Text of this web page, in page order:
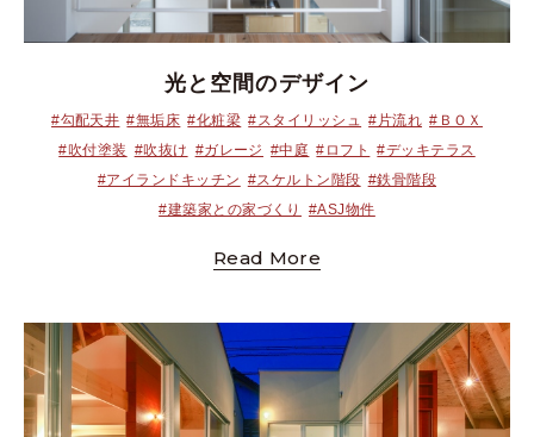
光と空間のデザイン
#勾配天井 #無垢床 #化粧梁 #スタイリッシュ #片流れ #ＢＯＸ
#吹付塗装 #吹抜け #ガレージ #中庭 #ロフト
#デッキテラス
#アイランドキッチン #スケルトン階段 #鉄骨階段
#建築家との家づくり
#ASJ物件
Read More